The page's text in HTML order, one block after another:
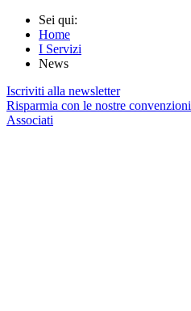
Sei qui:
Home
I Servizi
News
Iscriviti alla newsletter
Risparmia con le nostre convenzioni
Associati